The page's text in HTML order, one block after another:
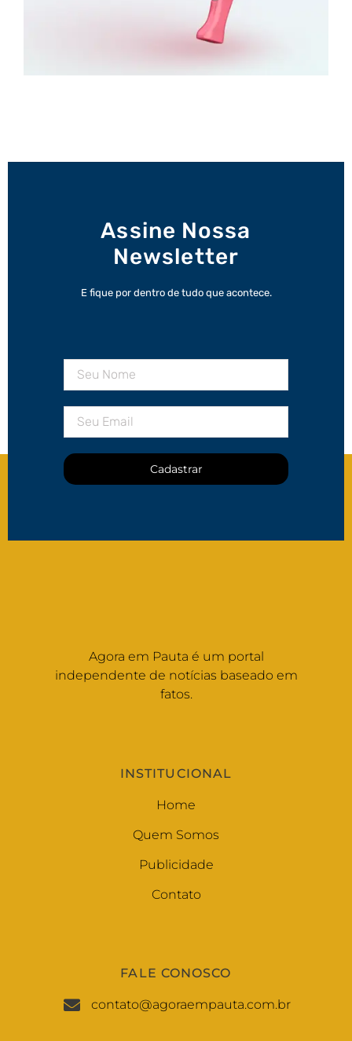
Assine Nossa
Newsletter
E fique por dentro de tudo que acontece.
Cadastrar
Agora em Pauta é um portal
independente de notícias baseado em
fatos.
INSTITUCIONAL
Home
Quem Somos
Publicidade
Contato
FALE CONOSCO
contato@agoraempauta.com.br